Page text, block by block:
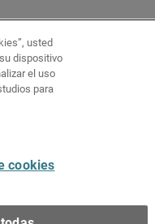
usted
dispositivo
el uso
para
cookies